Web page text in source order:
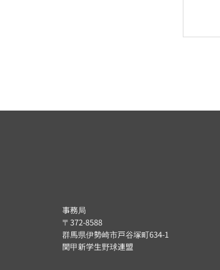
事務局
〒372-8588
群馬県伊勢崎市戸谷塚町634-1
関甲新学生野球連盟